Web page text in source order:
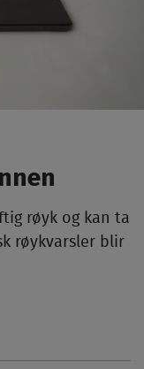
røyk og kan ta
røykvarsler blir